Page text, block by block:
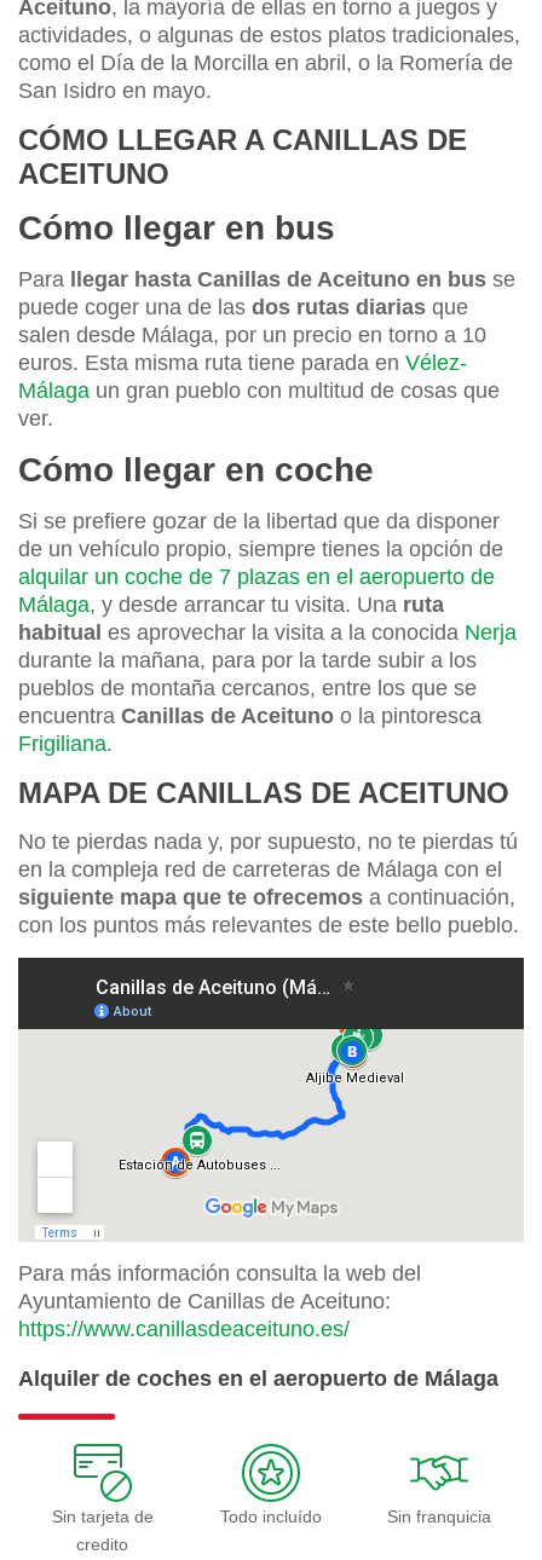
Aceituno, la mayoría de ellas en torno a juegos y
actividades, o algunas de estos platos tradicionales,
como el Día de la Morcilla en abril, o la Romería de
San Isidro en mayo.
CÓMO LLEGAR A CANILLAS DE
ACEITUNO
Cómo llegar en bus
Para llegar hasta Canillas de Aceituno en bus se
puede coger una de las dos rutas diarias que
salen desde Málaga, por un precio en torno a 10
euros. Esta misma ruta tiene parada en Vélez-
Málaga un gran pueblo con multitud de cosas que
ver.
Cómo llegar en coche
Si se prefiere gozar de la libertad que da disponer
de un vehículo propio, siempre tienes la opción de
alquilar un coche de 7 plazas en el aeropuerto de
Málaga, y desde arrancar tu visita. Una ruta
habitual es aprovechar la visita a la conocida Nerja
durante la mañana, para por la tarde subir a los
pueblos de montaña cercanos, entre los que se
encuentra Canillas de Aceituno o la pintoresca
Frigiliana.
MAPA DE CANILLAS DE ACEITUNO
No te pierdas nada y, por supuesto, no te pierdas tú
en la compleja red de carreteras de Málaga con el
siguiente mapa que te ofrecemos a continuación,
con los puntos más relevantes de este bello pueblo.
Para más información consulta la web del
Ayuntamiento de Canillas de Aceituno:
https://www.canillasdeaceituno.es/
Alquiler de coches en el aeropuerto de Málaga
Sin tarjeta de
credito
Todo incluído Sin franquicia